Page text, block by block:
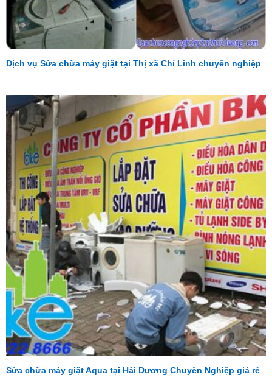
Dịch vụ Sửa chữa máy giặt tại Thị xã Chí Linh chuyên nghiệp
Sửa chữa máy giặt Aqua tại Hải Dương Chuyên Nghiệp giá rẻ